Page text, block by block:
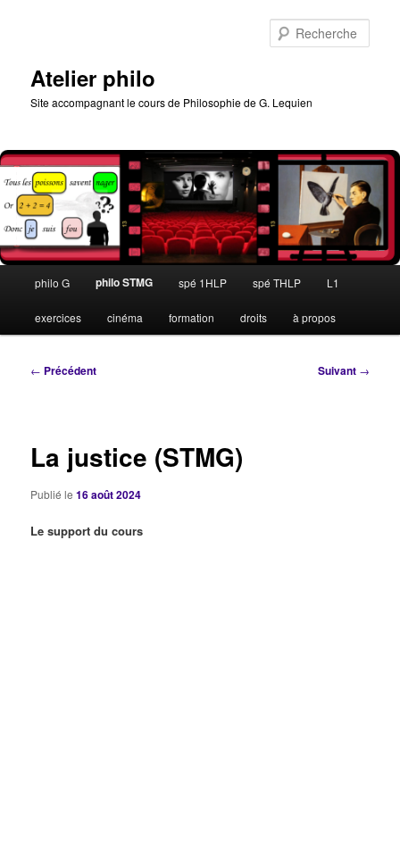
Atelier philo
Site accompagnant le cours de Philosophie de G. Lequien
principal
philo G philo STMG spé 1HLP spé THLP L1
exercices cinéma formation droits à propos
Navigation
← Précédent Suivant →
La justice (STMG)
Publié le16 août 2024
Le support du cours